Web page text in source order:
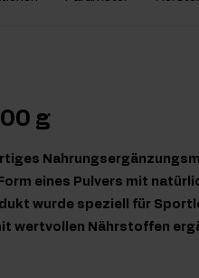
g
eines Pulvers mit
wurde speziell für
wertvollen Nährstoffen